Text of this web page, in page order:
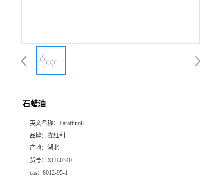
石蜡油
英文名称： Paraffinoil
品牌： 鑫红利
产地： 湖北
货号： XHL0340
cas： 8012-95-1